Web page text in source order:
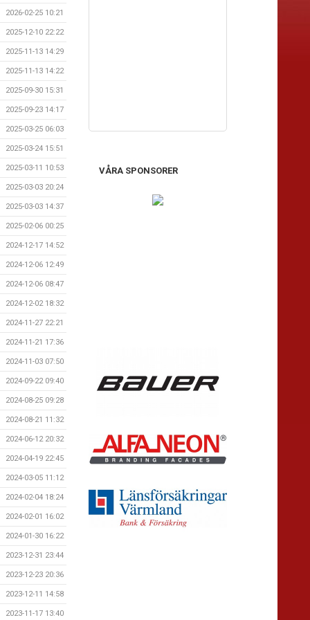
2026-02-25 10:21
2025-12-10 22:22
2025-11-13 14:29
2025-11-13 14:22
2025-09-30 15:31
2025-09-23 14:17
2025-03-25 06:03
2025-03-24 15:51
2025-03-11 10:53
2025-03-03 20:24
2025-03-03 14:37
2025-02-06 00:25
2024-12-17 14:52
2024-12-06 12:49
2024-12-06 08:47
2024-12-02 18:32
2024-11-27 22:21
2024-11-21 17:36
2024-11-03 07:50
2024-09-22 09:40
2024-08-25 09:28
2024-08-21 11:32
2024-06-12 20:32
2024-04-19 22:45
2024-03-05 11:12
2024-02-04 18:24
2024-02-01 16:02
2024-01-30 16:22
2023-12-31 23:44
2023-12-23 20:36
2023-12-11 14:58
2023-11-17 13:40
VÅRA SPONSORER